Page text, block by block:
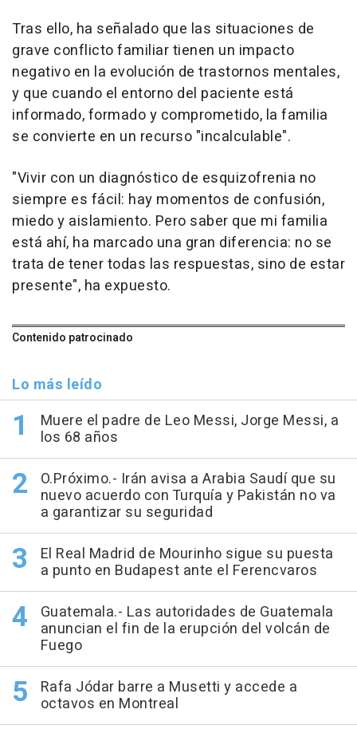
Tras ello, ha señalado que las situaciones de
grave conflicto familiar tienen un impacto
negativo en la evolución de trastornos mentales,
y que cuando el entorno del paciente está
informado, formado y comprometido, la familia
se convierte en un recurso "incalculable".
"Vivir con un diagnóstico de esquizofrenia no
siempre es fácil: hay momentos de confusión,
miedo y aislamiento. Pero saber que mi familia
está ahí, ha marcado una gran diferencia: no se
trata de tener todas las respuestas, sino de estar
presente", ha expuesto.
Contenido patrocinado
Lo más leído
Muere el padre de Leo Messi, Jorge Messi, a
los 68 años
O.Próximo.- Irán avisa a Arabia Saudí que su
nuevo acuerdo con Turquía y Pakistán no va
a garantizar su seguridad
El Real Madrid de Mourinho sigue su puesta
a punto en Budapest ante el Ferencvaros
Guatemala.- Las autoridades de Guatemala
anuncian el fin de la erupción del volcán de
Fuego
Rafa Jódar barre a Musetti y accede a
octavos en Montreal